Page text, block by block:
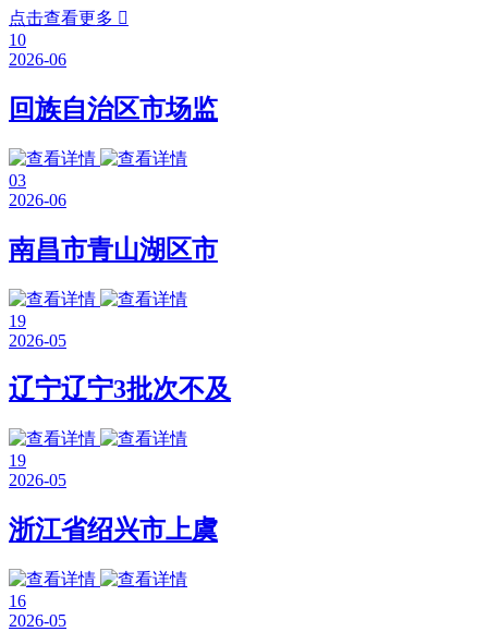
点击查看更多 
10
2026-06
回族自治区市场监
03
2026-06
南昌市青山湖区市
19
2026-05
辽宁辽宁3批次不及
19
2026-05
浙江省绍兴市上虞
16
2026-05